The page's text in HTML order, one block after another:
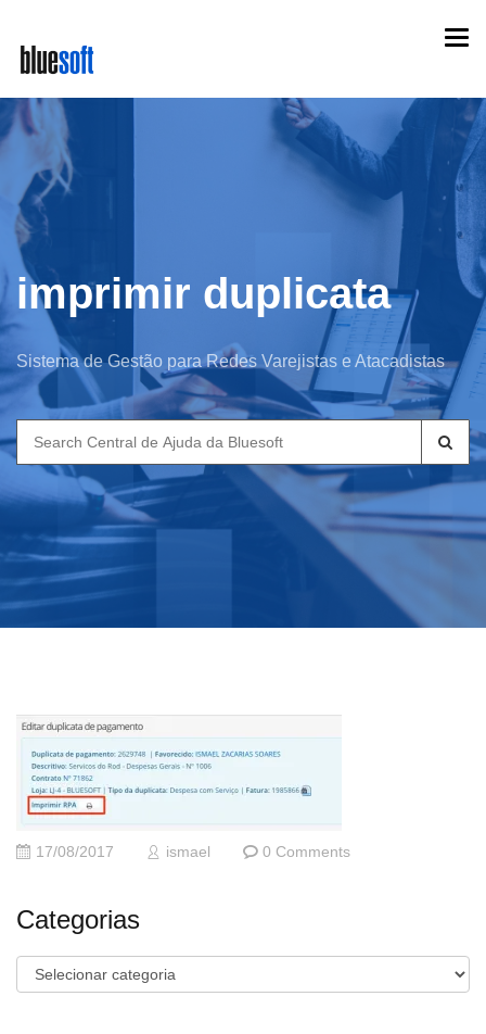
main
content
imprimir duplicata
Sistema de Gestão para Redes Varejistas e Atacadistas
Search
for:
17/08/2017 ismael 0 Comments
Categorias
Categorias